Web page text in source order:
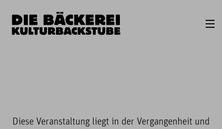
Diese Veranstaltung liegt in der Vergangenheit und